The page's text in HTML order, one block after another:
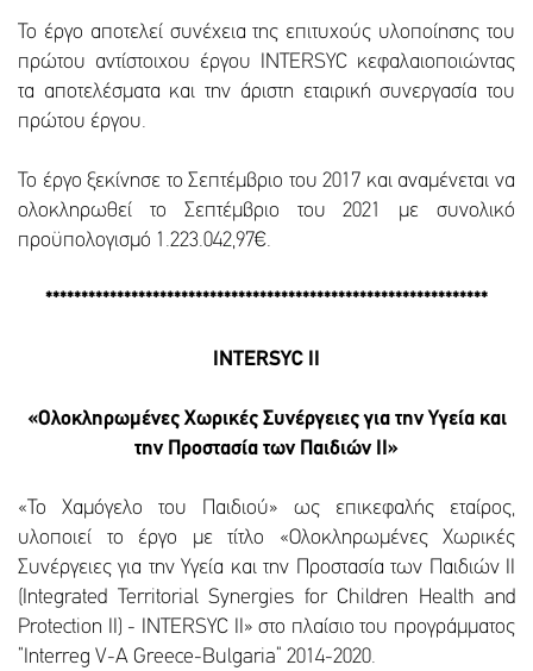
Το έργο αποτελεί συνέχεια της επιτυχούς υλοποίησης του
πρώτου αντίστοιχου έργου INTERSYC κεφαλαιοποιώντας
τα αποτελέσματα και την άριστη εταιρική συνεργασία του
πρώτου έργου.
Το έργο ξεκίνησε το Σεπτέμβριο του 2017 και αναμένεται να
ολοκληρωθεί το Σεπτέμβριο του 2021 με συνολικό
προϋπολογισμό 1.223.042,97€.
**************************************************************
INTERSYC II
«Ολοκληρωμένες Χωρικές Συνέργειες για την Υγεία και
την Προστασία των Παιδιών ΙΙ»
«Το Χαμόγελο του Παιδιού» ως επικεφαλής εταίρος,
υλοποιεί το έργο με τίτλο «Ολοκληρωμένες Χωρικές
Συνέργειες για την Υγεία και την Προστασία των Παιδιών II
(Integrated Territorial Synergies for Children Health and
Protection ΙΙ) - INTERSYC II» στο πλαίσιο του προγράμματος
“Interreg V-A Greece-Bulgaria” 2014-2020.